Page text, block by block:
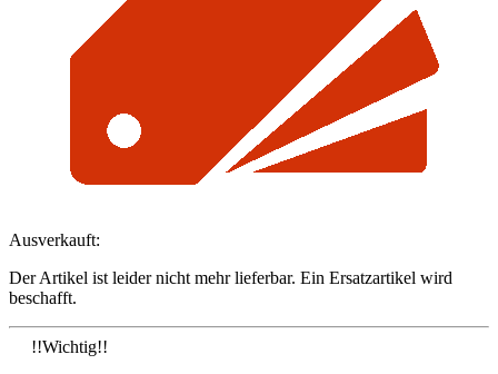
Ausverkauft:
Der Artikel ist leider nicht mehr lieferbar. Ein Ersatzartikel wird
beschafft.
!!Wichtig!!